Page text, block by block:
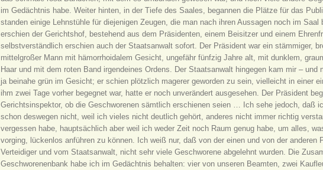
im Gedächtnis habe. Weiter hinten, in der Tiefe des Saales, begannen die Plätze für das
standen einige Lehnstühle für diejenigen Zeugen, die man nach ihren Aussagen noch im Saal
erschien der Gerichtshof, bestehend aus dem Präsidenten, einem Beisitzer und einem
selbstverständlich erschien auch der Staatsanwalt sofort. Der Präsident war ein stämmiger,
mittelgroßer Mann mit hämorrhoidalem Gesicht, ungefähr fünfzig Jahre alt, mit dunklem,
Haar und mit dem roten Band irgendeines Ordens. Der Staatsanwalt hingegen kam mir – und
ja beinahe grün im Gesicht; er schien plötzlich magerer geworden zu sein, vielleicht in einer
ihm zwei Tage vorher begegnet war, hatte er noch unverändert ausgesehen. Der Präsident
Gerichtsinspektor, ob die Geschworenen sämtlich erschienen seien … Ich sehe jedoch, daß
schon deswegen nicht, weil ich vieles nicht deutlich gehört, anderes nicht immer richtig
vergessen habe, hauptsächlich aber weil ich weder Zeit noch Raum genug habe, um alles,
vorging, lückenlos anführen zu können. Ich weiß nur, daß von der einen und von der anderen
Verteidiger und vom Staatsanwalt, nicht sehr viele Geschworene abgelehnt wurden. Die
Geschworenenbank habe ich im Gedächtnis behalten: vier von unseren Beamten, zwei